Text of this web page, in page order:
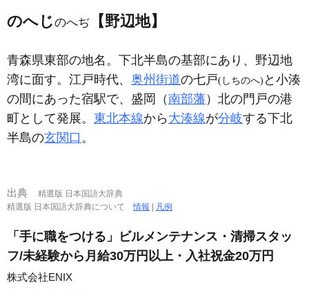
のへじのへぢ 【野辺地】
青森県東部の地名。下北半島の基部にあり、野辺地
湾に面す。江戸時代、 奥州街道の七戸(しちのへ) と小湊
の間にあった宿駅で、盛岡（南部藩）北の門戸の港
町として発展。 東北本線から 大湊線が分岐する下北
半島の玄関口 。
出典
精選版 日本国語大辞典
精選版 日本国語大辞典について情報 凡例
「手に職をつける」ビルメンテナンス・清掃スタッ
フ/未経験から月給30万円以上・入社祝金20万円
株式会社ENIX